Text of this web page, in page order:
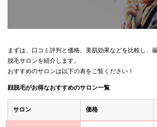
まずは、口コミ評判と価格、美肌効果などを比較し、
脱毛サロンを紹介します。
おすすめのサロンは以下の表をご覧ください！
顔脱毛がお得なおすすめのサロン一覧
サロン 価格